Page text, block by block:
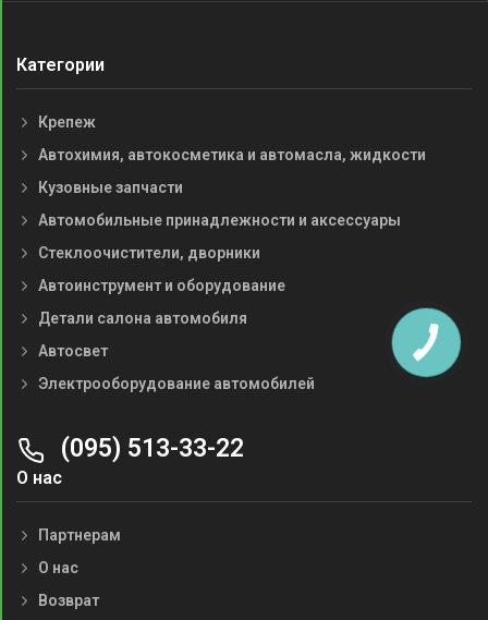
Категории
Крепеж
Автохимия, автокосметика и автомасла, жидкости
Кузовные запчасти
Автомобильные принадлежности и аксессуары
Стеклоочистители, дворники
Автоинструмент и оборудование
Детали салона автомобиля
Автосвет
Электрооборудование автомобилей
(095) 513-33-22
О нас
Партнерам
О нас
Возврат